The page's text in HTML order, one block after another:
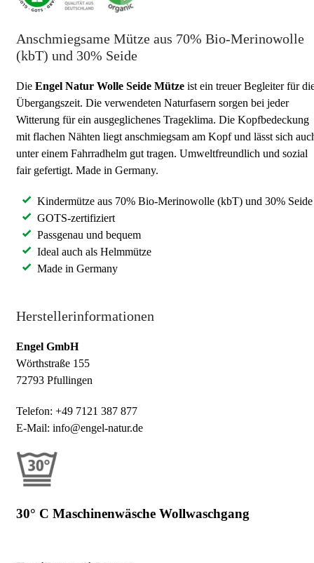
Anschmiegsame Mütze aus 70% Bio-Merinowolle
(kbT) und 30% Seide
Die Engel Natur Wolle Seide Mütze ist ein treuer Begleiter für
Übergangszeit. Die verwendeten Naturfasern sorgen bei jeder
Witterung für ein ausgeglichenes Trageklima. Die Kopfbedeckung
mit flachen Nähten liegt anschmiegsam am Kopf und lässt sich
unter einem Fahrradhelm gut tragen. Umweltfreundlich und sozial
fair gefertigt. Made in Germany.
Kindermütze aus 70% Bio-Merinowolle (kbT) und 30% Seide
GOTS-zertifiziert
Passgenau und bequem
Ideal auch als Helmmütze
Made in Germany
Herstellerinformationen
Engel GmbH
Wörthstraße 155
72793 Pfullingen
Telefon: +49 7121 387 877
E-Mail: info@engel-natur.de
30° C Maschinenwäsche Wollwaschgang